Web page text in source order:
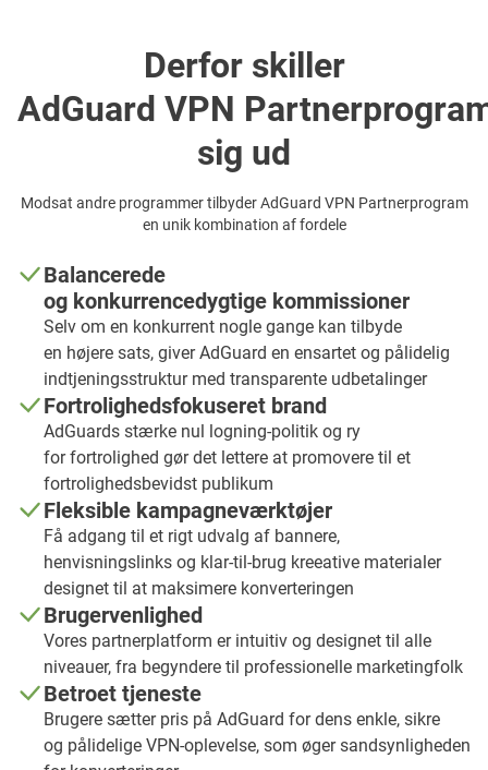
Derfor skiller
AdGuard VPN
sig ud
Modsat andre programmer tilbyder AdGuard VPN Partnerprogram
en unik kombination af fordele
Balancerede
og konkurrencedygtige kommissioner
Selv om en konkurrent nogle gange kan tilbyde
en højere sats, giver AdGuard en ensartet og pålidelig
indtjeningsstruktur med transparente udbetalinger
Fortrolighedsfokuseret brand
AdGuards stærke nul logning-politik og ry
for fortrolighed gør det lettere at promovere til et
fortrolighedsbevidst publikum
Fleksible kampagneværktøjer
Få adgang til et rigt udvalg af bannere,
henvisningslinks og klar-til-brug kreeative materialer
designet til at maksimere konverteringen
Brugervenlighed
Vores partnerplatform er intuitiv og designet til alle
niveauer, fra begyndere til professionelle marketingfolk
Betroet tjeneste
Brugere sætter pris på AdGuard for dens enkle, sikre
og pålidelige VPN-oplevelse, som øger sandsynligheden